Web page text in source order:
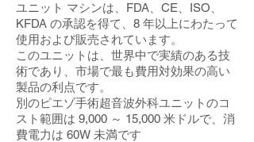
ユニット マシンは、FDA、CE、ISO、
KFDA の承認を得て、8 年以上にわたって
使用および販売されています。
このユニットは、世界中で実績のある技
術であり、市場で最も費用対効果の高い
製品の利点です。
別のピエゾ手術超音波外科ユニットのコ
スト範囲は 9,000 ～ 15,000 米ドルで、消
費電力は 60W 未満です